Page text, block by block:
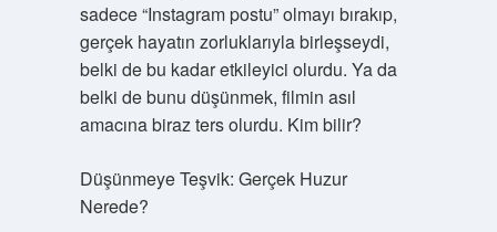
sadece “Instagram postu” olmayı bırakıp,
gerçek hayatın zorluklarıyla birleşseydi,
belki de bu kadar etkileyici olurdu. Ya da
belki de bunu düşünmek, filmin asıl
amacına biraz ters olurdu. Kim bilir?
Düşünmeye Teşvik: Gerçek Huzur
Nerede?